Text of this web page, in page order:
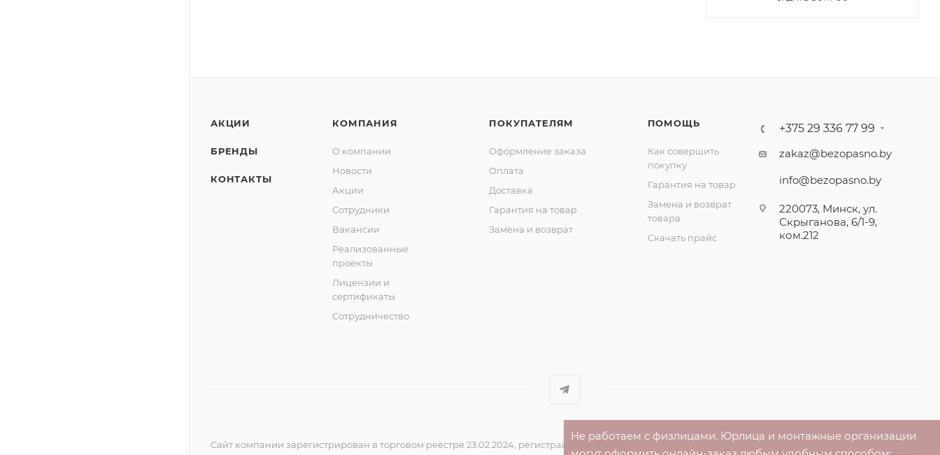
АКЦИИ
БРЕНДЫ
КОНТАКТЫ
КОМПАНИЯ
О компании
Новости
Акции
Сотрудники
Вакансии
Реализованные
проекты
Лицензии и
сертификаты
Сотрудничество
ПОКУПАТЕЛЯМ
Оформление заказа
Оплата
Доставка
Гарантия на товар
Замена и возврат
ПОМОЩЬ
Как совершить
покупку
Гарантия на товар
Замена и возврат
товара
Скачать прайс
+375 29 336 77 99
zakaz@bezopasno.by
info@bezopasno.by
220073, Минск, ул.
Скрыганова, 6/1-9,
ком.212
Сайт компании зарегистрирован в торговом реестре 23.02.2024, регистрация № 574713
Не работаем с физлицами. Юрлица и монтажные организации